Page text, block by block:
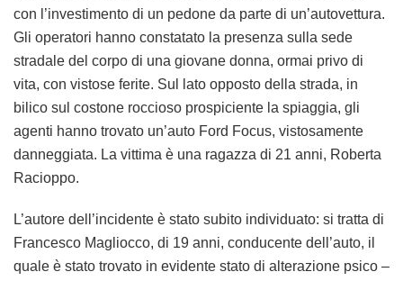
con l’investimento di un pedone da parte di un’autovettura.
Gli operatori hanno constatato la presenza sulla sede
stradale del corpo di una giovane donna, ormai privo di
vita, con vistose ferite. Sul lato opposto della strada, in
bilico sul costone roccioso prospiciente la spiaggia, gli
agenti hanno trovato un’auto Ford Focus, vistosamente
danneggiata. La vittima è una ragazza di 21 anni, Roberta
Racioppo.
L’autore dell’incidente è stato subito individuato: si tratta di
Francesco Magliocco, di 19 anni, conducente dell’auto, il
quale è stato trovato in evidente stato di alterazione psico –